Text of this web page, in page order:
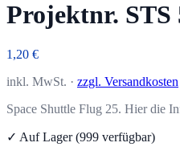
Projektnr.
1,20 €
inkl. MwSt. · zzgl. Versandkosten
Space Shuttle Flug 25. Hier die
✓ Auf Lager (999 verfügbar)